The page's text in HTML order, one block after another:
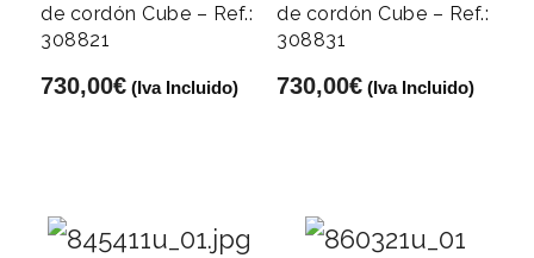
de cordón Cube – Ref.:
308821
730,00€ (Iva Incluido)
de cordón Cube – Ref.:
308831
730,00€ (Iva Incluido)